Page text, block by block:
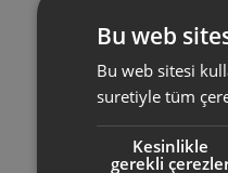
ERN01230
mutfak
Arzum orijinal
Ürününüz ile
ekleyip, yedek
Bu web
Bu web sitesi
suretiyle tüm
Kesinlikle
gerekli